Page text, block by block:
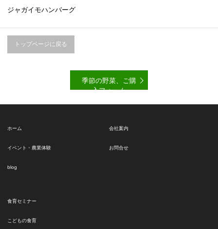
ジャガイモハンバーグ
トップページに戻る
季節の野菜、ご購
入フォーム
ホーム
イベント・農業体験
blog
会社案内
お問合せ
食育セミナー
こどもの食育